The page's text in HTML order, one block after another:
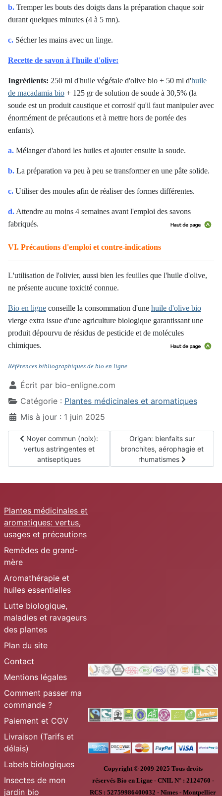
b. Tremper les bouts des doigts dans la préparation chaque soir
durant quelques minutes (4 à 5 mn).
c. Sécher les mains avec un linge.
Recette de savon à l'huile d'olive:
Ingrédients: 250 ml d'huile végétale d'olive bio + 50 ml d'huile
de macadamia bio + 125 gr de solution de soude à 30,5% (la
soude est un produit caustique et corrosif qu'il faut manipuler avec
énormément de précautions et à mettre hors de portée des
enfants).
a. Mélanger d'abord les huiles et ajouter ensuite la soude.
b. La préparation va peu à peu se transformer en une pâte solide.
c. Utiliser des moules afin de réaliser des formes différentes.
d. Attendre au moins 4 semaines avant l'emploi des savons
fabriqués.
VI. Précautions d'emploi et contre-indications
L'utilisation de l'olivier, aussi bien les feuilles que l'huile d'olive,
ne présente aucune toxicité connue.
Bio en ligne conseille la consommation d'une huile d'olive bio
vierge extra issue d'une agriculture biologique garantissant une
produit dépourvu de résidus de pesticide et de molécules
chimiques.
Références bibliographiques de bio en ligne
Écrit par bio-enligne.com
Catégorie : Plantes médicinales et aromatiques
Mis à jour : 1 juin 2025
Article précédent : Noyer commun (noix): vertus astringentes
Noyer commun (noix):
vertus astringentes et
antiseptiques
Article suivant : Origan:
Origan: bienfaits sur
bronchites, aérophagie et
rhumatismes
Plantes médicinales et
aromatiques: vertus,
usages et précautions
Remèdes de grand-
mère
Aromathérapie et
huiles essentielles
Lutte biologique,
maladies et ravageurs
des plantes
Plan du site
Contact
Mentions légales
Comment passer ma
commande ?
Paiement et CGV
Livraison (Tarifs et
délais)
Labels biologiques
Insectes de mon
jardin bio
Copyright © 2009-2025 Tous droits
réservésBio en Ligne - CNIL N° : 2124760 -
RCS : 52759986400032 - Nîmes - Montpellier